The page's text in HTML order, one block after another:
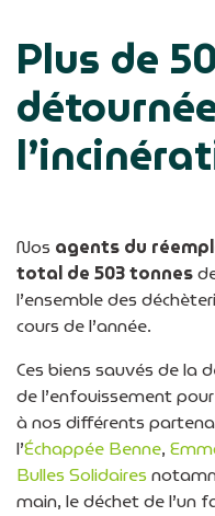
Plus de
Nos agents du
total de 503 tonnes
l’ensemble des
cours de l’année.
Ces biens sauvés de la
de l’enfouissement
à nos différents
l’Échappée Benne,
Bulles Solidaires
main, le déchet de l’un